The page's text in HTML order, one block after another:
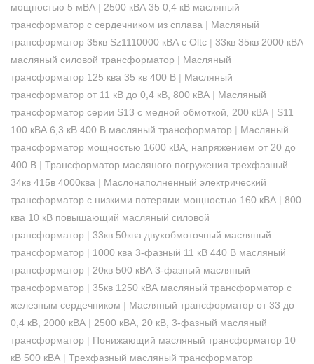
мощностью 5 мВА | 2500 кВА 35 0,4 кВ масляный
трансформатор с сердечником из сплава | Масляный
трансформатор 35кв Sz1110000 кВА с Oltc | 33кв 35кв 2000 кВА
масляный силовой трансформатор | Масляный
трансформатор 125 ква 35 кв 400 В | Масляный
трансформатор от 11 кВ до 0,4 кВ, 800 кВА | Масляный
трансформатор серии S13 с медной обмоткой, 200 кВА | S11
100 кВА 6,3 кВ 400 В масляный трансформатор | Масляный
трансформатор мощностью 1600 кВА, напряжением от 20 до
400 В | Трансформатор масляного погружения трехфазный
34кв 415в 4000ква | Маслонаполненный электрический
трансформатор с низкими потерями мощностью 160 кВА | 800
ква 10 кВ повышающий масляный силовой
трансформатор | 33кв 50ква двухобмоточный масляный
трансформатор | 1000 ква 3-фазный 11 кВ 440 В масляный
трансформатор | 20кв 500 кВА 3-фазный масляный
трансформатор | 35кв 1250 кВА масляный трансформатор с
железным сердечником | Масляный трансформатор от 33 до
0,4 кВ, 2000 кВА | 2500 кВА, 20 кВ, 3-фазный масляный
трансформатор | Понижающий масляный трансформатор 10
кВ 500 кВА | Трехфазный масляный трансформатор